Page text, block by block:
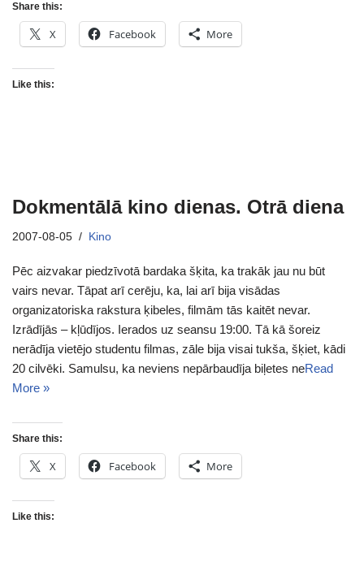
Share this:
X Facebook More
Like this:
Dokmentālā kino dienas. Otrā diena
2007-08-05 Kino
Pēc aizvakar piedzīvotā bardaka šķita, ka trakāk jau nu būt
vairs nevar. Tāpat arī cerēju, ka, lai arī bija visādas
organizatoriska rakstura ķibeles, filmām tās kaitēt nevar.
Izrādījās – kļūdījos. Ierados uz seansu 19:00. Tā kā šoreiz
nerādīja vietējo studentu filmas, zāle bija visai tukša, šķiet, kādi
20 cilvēki. Samulsu, ka neviens nepārbaudīja biļetes neRead
More »
Share this:
X Facebook More
Like this: